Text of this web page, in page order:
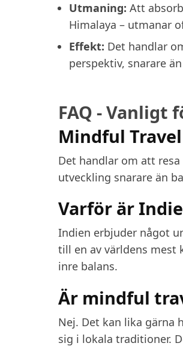
Utmaning: Att
Himalaya – utmanar
Effekt: Det handlar
perspektiv, snarare
FAQ - Vanligt
Mindful
Det handlar om att
utveckling snarare än
Varför är
Indien erbjuder något
till en av världens mest
inre balans.
Är mindful
Nej. Det kan lika gärna
sig i lokala traditioner.